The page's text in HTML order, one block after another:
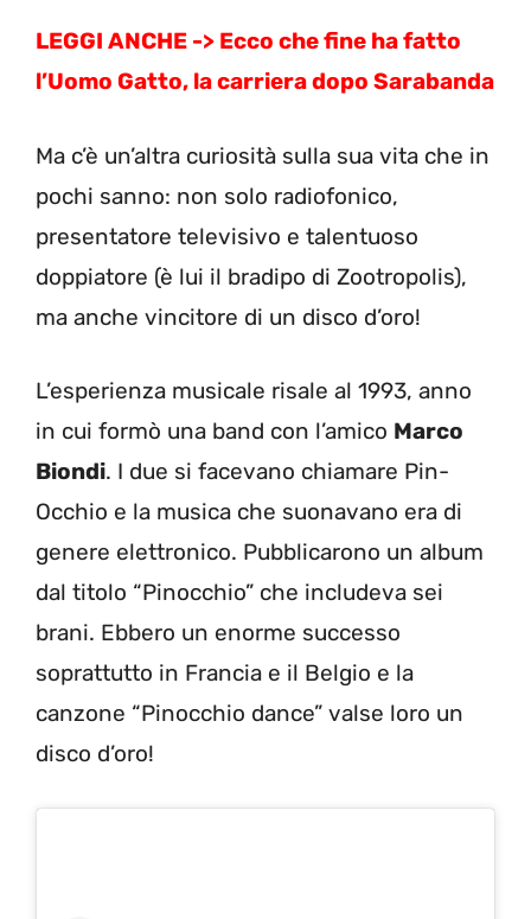
LEGGI ANCHE -> Ecco che fine ha fatto
l’Uomo Gatto, la carriera dopo Sarabanda
Ma c’è un’altra curiosità sulla sua vita che in
pochi sanno: non solo radiofonico,
presentatore televisivo e talentuoso
doppiatore (è lui il bradipo di Zootropolis),
ma anche vincitore di un disco d’oro!
L’esperienza musicale risale al 1993, anno
in cui formò una band con l’amico Marco
Biondi. I due si facevano chiamare Pin-
Occhio e la musica che suonavano era di
genere elettronico. Pubblicarono un album
dal titolo “Pinocchio” che includeva sei
brani. Ebbero un enorme successo
soprattutto in Francia e il Belgio e la
canzone “Pinocchio dance” valse loro un
disco d’oro!